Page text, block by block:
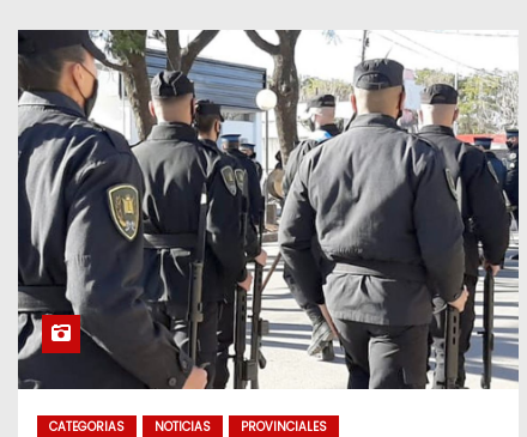
CATEGORIAS NOTICIAS PROVINCIALES